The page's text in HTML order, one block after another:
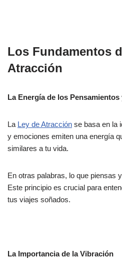
Los Fundamentos
Atracción
La Energía de los
La Ley de Atracción se basa en la
y emociones emiten una energía
similares a tu vida.
En otras palabras, lo que piensas
Este principio es crucial para
tus viajes soñados.
La Importancia de la Vibración